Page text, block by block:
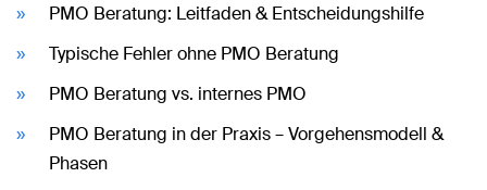
PMO Beratung: Leitfaden & Entscheidungshilfe
Typische Fehler ohne PMO Beratung
PMO Beratung vs. internes PMO
PMO Beratung in der Praxis – Vorgehensmodell &
Phasen